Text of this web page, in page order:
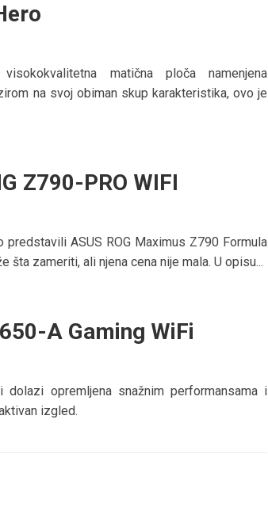
matična ploča namenjena
na svoj obiman skup karakteristika, ovo je
Z790-PRO WIFI
ASUS ROG Maximus Z790 Formula
šta zameriti, ali njena cena nije mala. U opisu...
A Gaming WiFi
dolazi opremljena snažnim performansama i
izgled.